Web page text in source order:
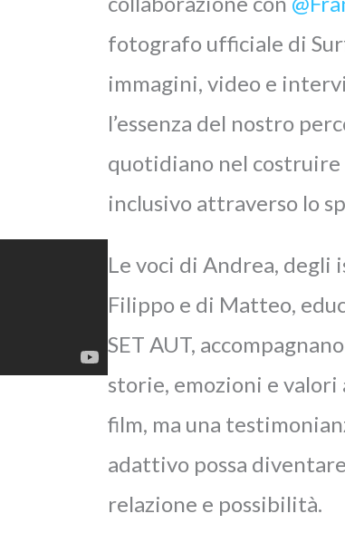
fotografo ufficiale di
immagini, video e
l’essenza del nostro
quotidiano nel costruire
inclusivo attraverso lo
Le voci di Andrea,
Filippo e di Matteo,
SET AUT,
storie, emozioni e
film, ma una
adattivo possa
relazione e possibilità.